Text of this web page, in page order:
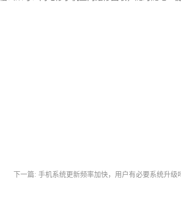
下一篇: 手机系统更新频率加快，用户有必要系统升级